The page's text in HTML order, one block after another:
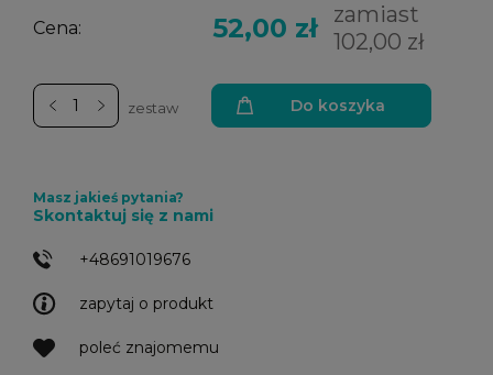
Cena: 52,00 zł
zamiast
102,00 zł
zestaw Do koszyka
zapytaj o produkt
poleć znajomemu
Masz jakieś pytania?
Skontaktuj się z nami
+48691019676